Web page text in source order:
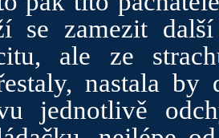
se zamezit
ale ze
nastala
jednotlivě